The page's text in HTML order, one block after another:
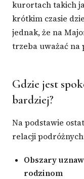
kurortach takich
krótkim czasie
jednak, że na
trzeba uważać na
Gdzie jest
bardziej?
Na podstawie
relacji
Obszary
rodzinom